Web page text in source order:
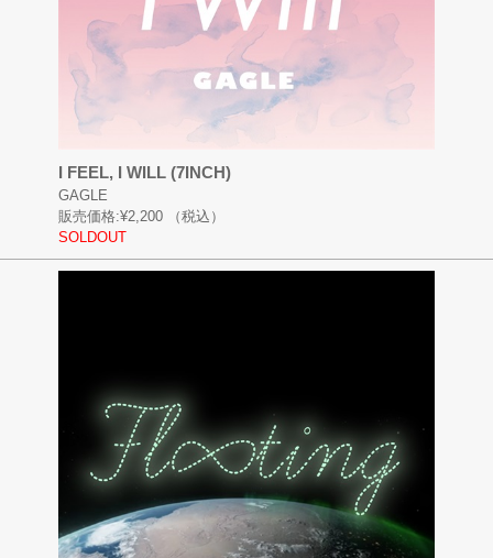
I FEEL, I WILL (7INCH)
GAGLE
販売価格:¥2,200
（税込）
SOLDOUT